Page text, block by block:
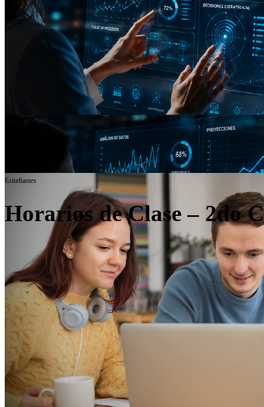
Estudiantes
Horarios de Clase – 2do